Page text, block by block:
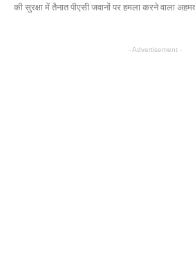
की सुरक्षा में तैनात पीएसी जवानों पर हमला करने वाला
- Advertisement -